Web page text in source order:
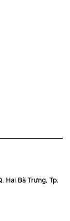
Hai Bà Trưng, Tp.